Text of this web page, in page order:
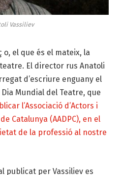
Vassiliev
o, el que és el mateix, la
El director rus Anatoli
d’escriure enguany el
Mundial del Teatre, que
l’Associació d’Actors i
Catalunya (AADPC), en el
de la professió al nostre
publicat per Vassiliev es